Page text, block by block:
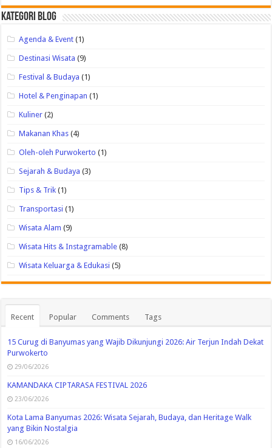
Kategori Blog
Agenda & Event (1)
Destinasi Wisata (9)
Festival & Budaya (1)
Hotel & Penginapan (1)
Kuliner (2)
Makanan Khas (4)
Oleh-oleh Purwokerto (1)
Sejarah & Budaya (3)
Tips & Trik (1)
Transportasi (1)
Wisata Alam (9)
Wisata Hits & Instagramable (8)
Wisata Keluarga & Edukasi (5)
Recent Popular Comments Tags
15 Curug di Banyumas yang Wajib Dikunjungi 2026: Air Terjun Indah Dekat
Purwokerto
29/06/2026
KAMANDAKA CIPTARASA FESTIVAL 2026
23/06/2026
Kota Lama Banyumas 2026: Wisata Sejarah, Budaya, dan Heritage Walk
yang Bikin Nostalgia
16/06/2026